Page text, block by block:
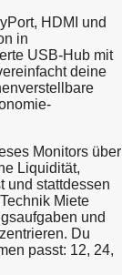
HDMI und
in
USB-Hub mit
deine
Monitors über
Liquidität,
und stattdessen
Miete
und
Du
passt: 12, 24,